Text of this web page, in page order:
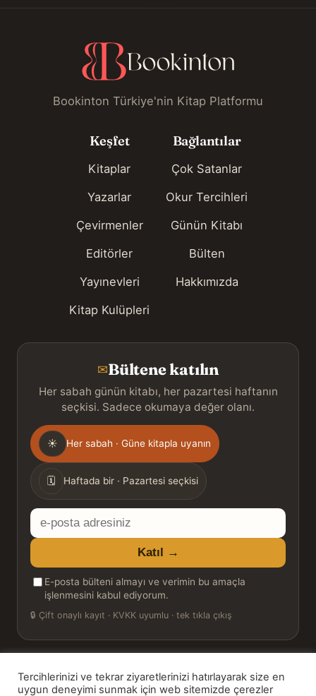
Bookinton Türkiye'nin Kitap Platformu
Keşfet
Kitaplar
Yazarlar
Çevirmenler
Editörler
Yayınevleri
Kitap Kulüpleri
Bağlantılar
Çok Satanlar
Okur Tercihleri
Günün Kitabı
Bülten
Hakkımızda
✉Bültene katılın
Her sabah günün kitabı, her pazartesi haftanın
seçkisi. Sadece okumaya değer olanı.
Gönderim
sıklığı
☀ Her sabah · Güne kitapla uyanın
🗓 Haftada bir · Pazartesi seçkisi
E-
posta
adresiniz
Katıl →
E-posta bülteni almayı ve verimin bu amaçla
işlenmesini kabul ediyorum.
🔒 Çift onaylı kayıt · KVKK uyumlu · tek tıkla çıkış
© 2026 Bookinton — Türkiye’nin Kitap Platformu
Tercihlerinizi ve tekrar ziyaretlerinizi hatırlayarak size en
uygun deneyimi sunmak için web sitemizde çerezler